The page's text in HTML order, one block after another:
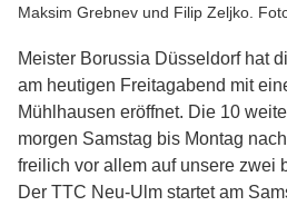
Maksim Grebnev und Filip Zeljko.
Meister Borussia Düsseldorf hat
am heutigen Freitagabend mit
Mühlhausen eröffnet. Die 10
morgen Samstag bis Montag
freilich vor allem auf unsere zwei
Der TTC Neu-Ulm startet am